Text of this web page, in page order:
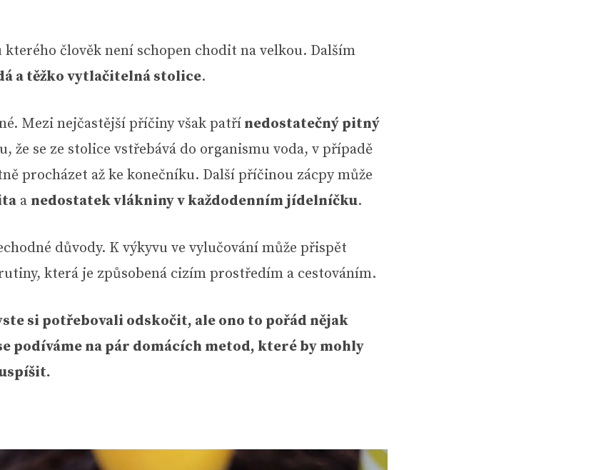
kterého člověk není schopen chodit na velkou. Dalším
a těžko vytlačitelná stolice.
Mezi nejčastější příčiny však patří nedostatečný pitný
že se ze stolice vstřebává do organismu voda, v případě
procházet až ke konečníku. Další příčinou zácpy může
a nedostatek vlákniny v každodenním jídelníčku.
důvody. K výkyvu ve vylučování může přispět
která je způsobená cizím prostředím a cestováním.
si potřebovali odskočit, ale ono to pořád nějak
podíváme na pár domácích metod, které by mohly